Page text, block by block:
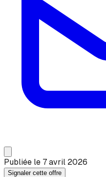
Publiée le 7 avril 2026
Signaler cette offre